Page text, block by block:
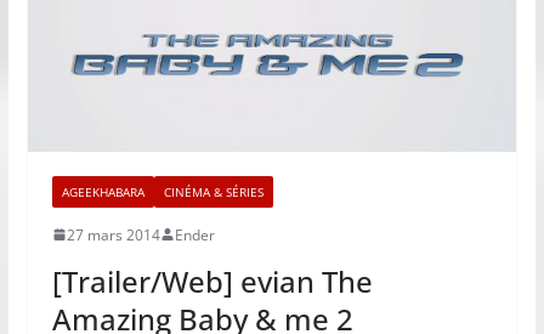
AGEEKHABARA CINÉMA & SÉRIES
27 mars 2014 Ender
[Trailer/Web] evian The
Amazing Baby & me 2